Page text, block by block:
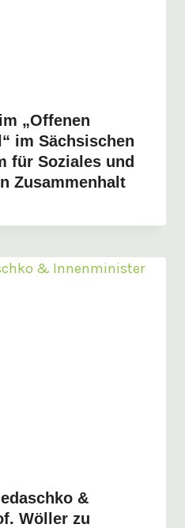
„Offenen
im Sächsischen
für Soziales und
Zusammenhalt
&
Wöller zu